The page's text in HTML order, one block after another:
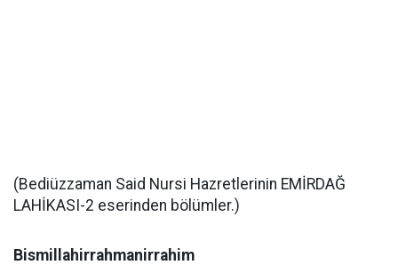
(Bediüzzaman Said Nursi Hazretlerinin EMİRDAĞ
LAHİKASI-2 eserinden bölümler.)
Bismillahirrahmanirrahim